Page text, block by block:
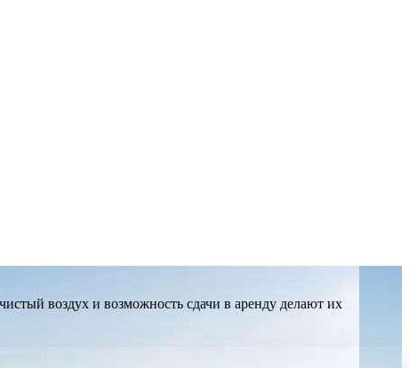
воздух и возможность сдачи в аренду делают их